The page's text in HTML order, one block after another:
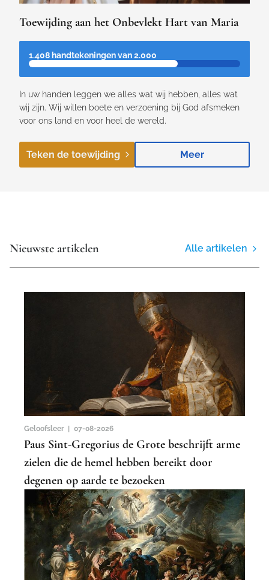
Toewijding aan het Onbevlekt Hart van Maria
1.408 handtekeningen van 2.000
In uw handen leggen we alles wat wij hebben, alles wat
wij zijn. Wij willen boete en verzoening bij God afsmeken
voor ons land en voor heel de wereld.
Teken de toewijding Meer
Nieuwste artikelen Alle artikelen
Geloofsleer | 07-08-2026
Paus Sint-Gregorius de Grote beschrijft arme
zielen die de hemel hebben bereikt door
degenen op aarde te bezoeken